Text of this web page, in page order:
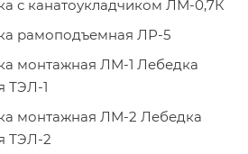
с канатоукладчиком ЛМ-0,7К
рамоподъемная ЛР-5
монтажная ЛМ-1 Лебедка
ТЭЛ-1
монтажная ЛМ-2 Лебедка
ТЭЛ-2